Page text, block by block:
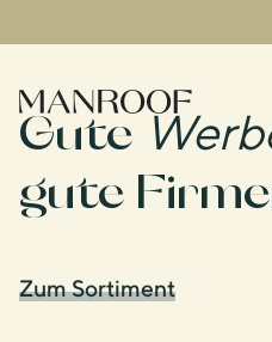
Header
Manroof GmbH
Gute
gute
Zum Sortiment